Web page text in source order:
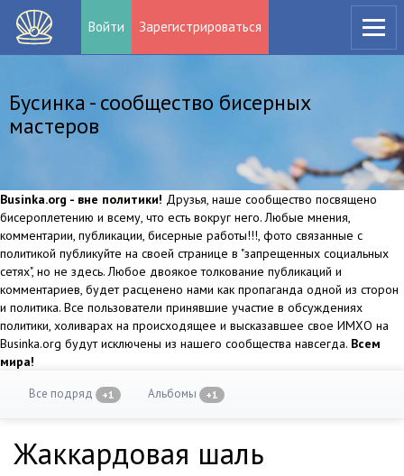
Войти Зарегистрироваться
Бусинка - сообщество бисерных
мастеров
Businka.org - вне политики! Друзья, наше сообщество посвящено
бисероплетению и всему, что есть вокруг него. Любые мнения,
комментарии, публикации, бисерные работы!!!, фото связанные с
политикой публикуйте на своей странице в "запрещенных социальных
сетях", но не здесь. Любое двоякое толкование публикаций и
комментариев, будет расценено нами как пропаганда одной из сторон
и политика. Все пользователи принявшие участие в обсуждениях
политики, холиварах на происходящее и высказавшее свое ИМХО на
Businka.org будут исключены из нашего сообщества навсегда. Всем
мира!
Все подряд +1 Альбомы +1
Жаккардовая шаль